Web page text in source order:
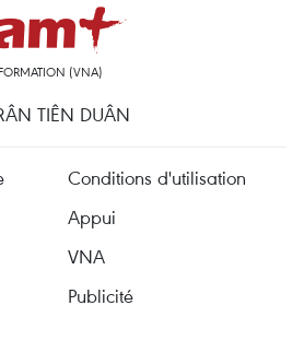
(VNA)
TIÊN DUÂN
Conditions d'utilisation
Appui
VNA
Publicité